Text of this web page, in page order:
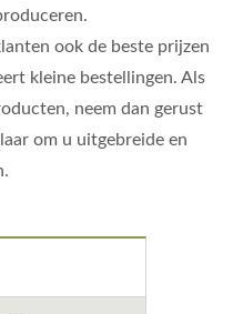
ook de beste prijzen
kleine bestellingen. Als
neem dan gerust
om u uitgebreide en